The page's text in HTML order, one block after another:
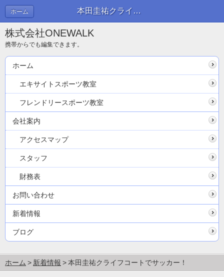
本田圭祐クライフコートでサッカー！ | 新着情報
ホーム
株式会社ONEWALK
携帯からでも編集できます。
ホーム
エキサイトスポーツ教室
フレンドリースポーツ教室
会社案内
アクセスマップ
スタッフ
財務表
お問い合わせ
新着情報
ブログ
ホーム 新着情報 本田圭祐クライフコートでサッカー！